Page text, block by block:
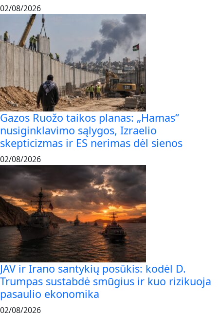
02/08/2026
Gazos Ruožo taikos planas: „Hamas“
nusiginklavimo sąlygos, Izraelio
skepticizmas ir ES nerimas dėl sienos
02/08/2026
JAV ir Irano santykių posūkis: kodėl D.
Trumpas sustabdė smūgius ir kuo rizikuoja
pasaulio ekonomika
02/08/2026